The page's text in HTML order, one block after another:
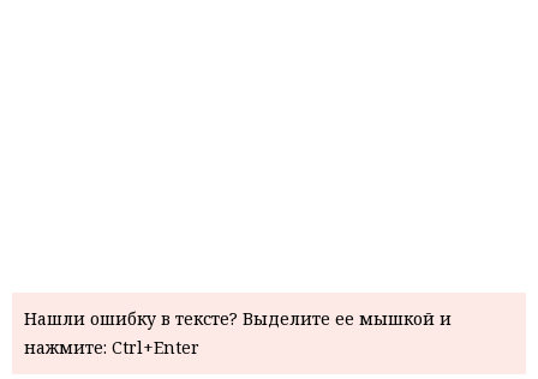
Нашли ошибку в тексте? Выделите ее мышкой и
нажмите: Ctrl+Enter